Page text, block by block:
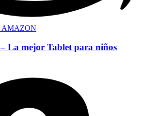
AMAZON
La mejor Tablet para niños